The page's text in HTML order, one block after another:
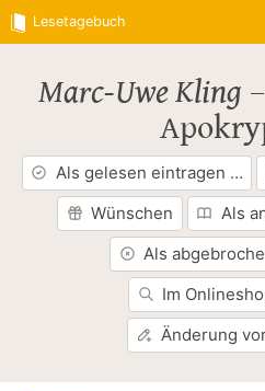
Lesetagebuch
Marc-Uwe Kling –
Als gelesen eintragen …
Wünschen
Als
Als
Im
Änderung